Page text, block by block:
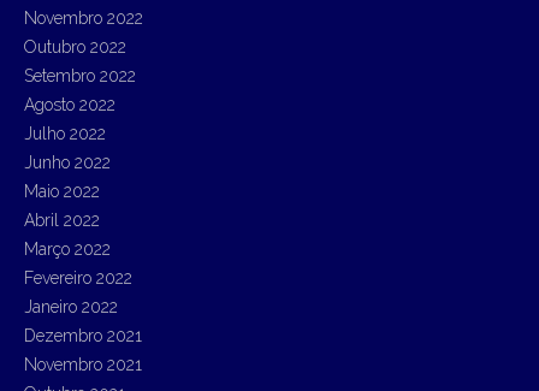
Novembro 2022
Outubro 2022
Setembro 2022
Agosto 2022
Julho 2022
Junho 2022
Maio 2022
Abril 2022
Março 2022
Fevereiro 2022
Janeiro 2022
Dezembro 2021
Novembro 2021